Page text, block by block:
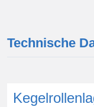
Technische